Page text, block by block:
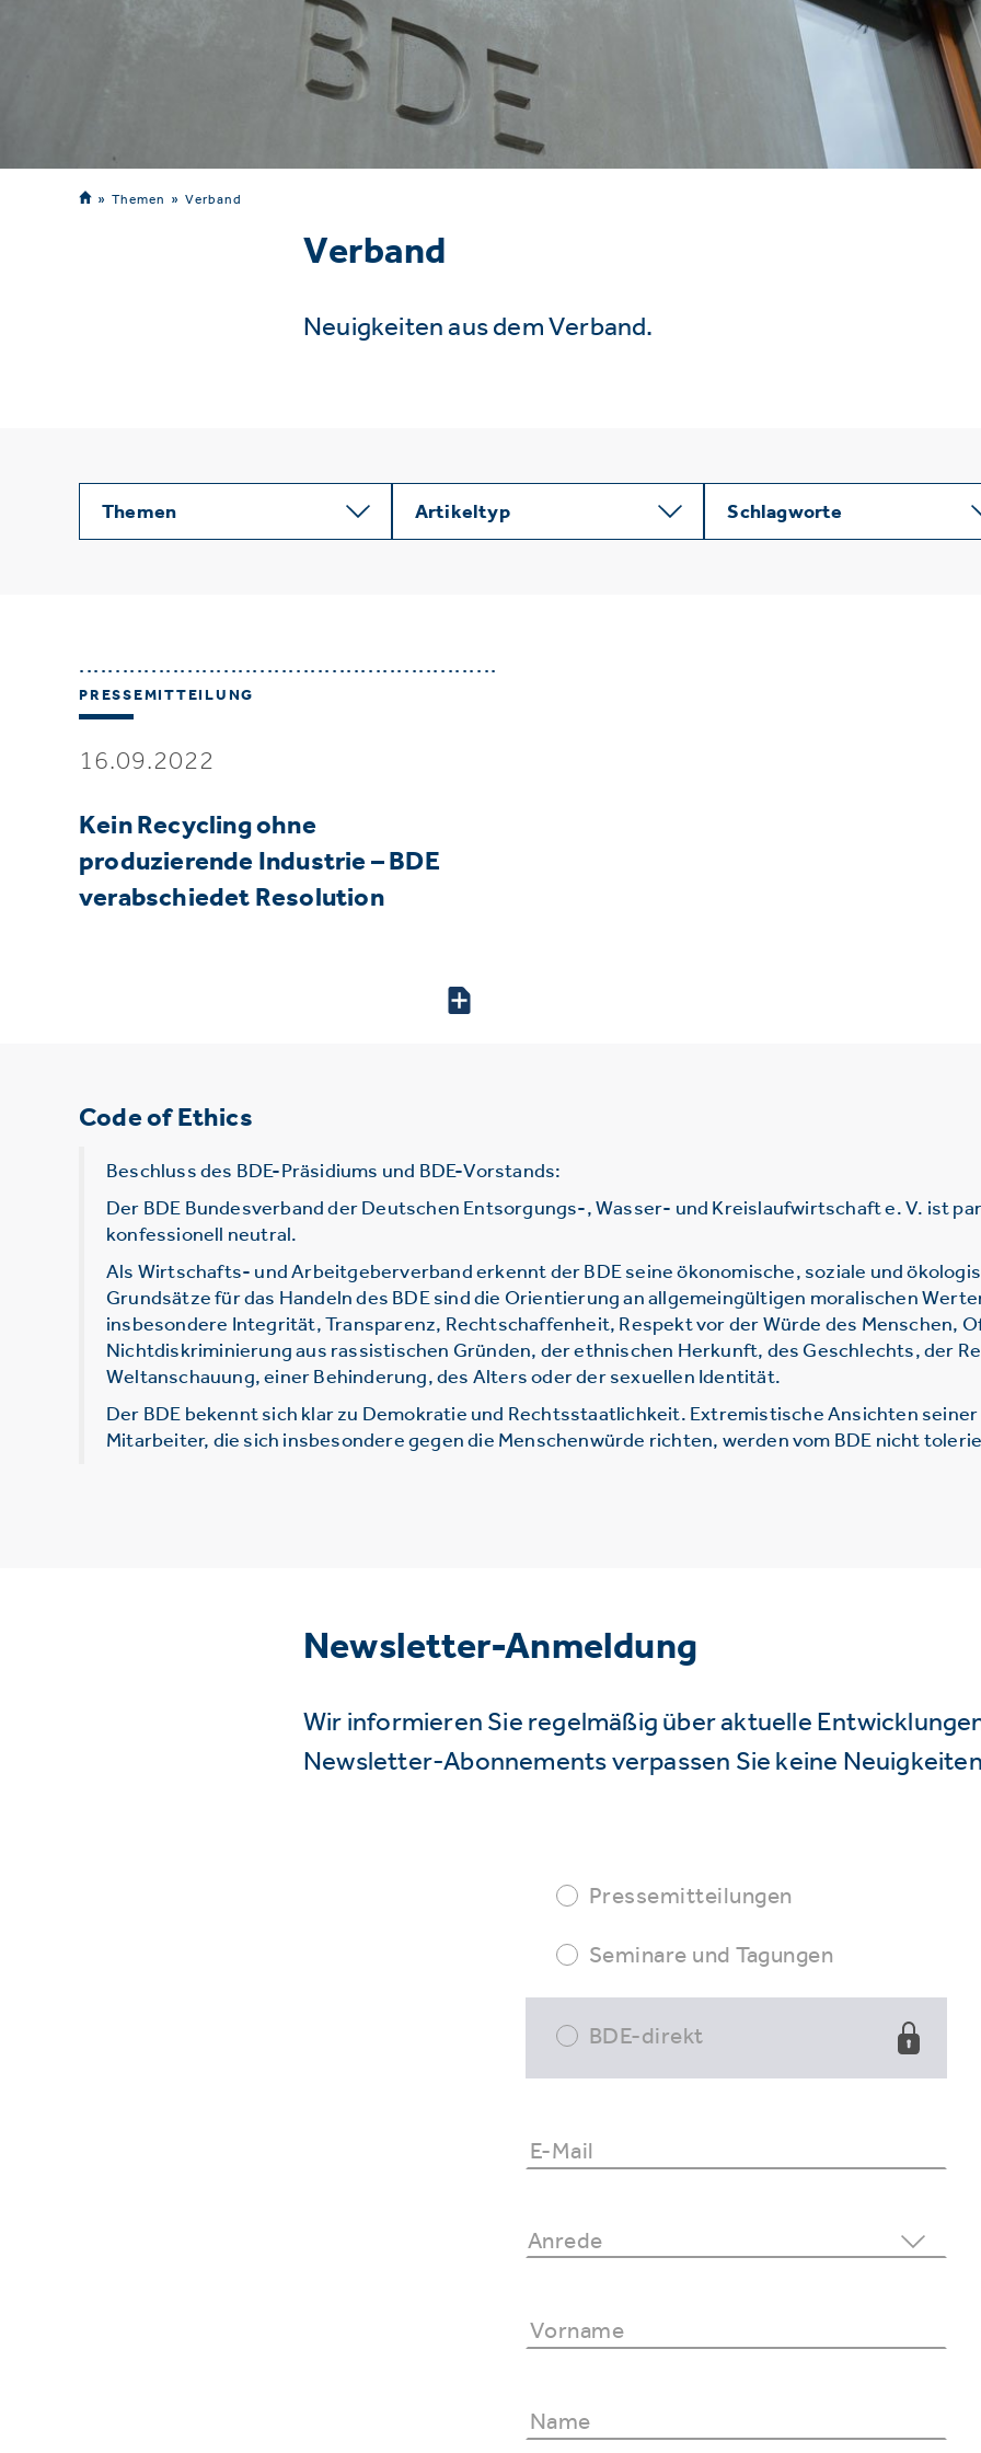
Themen Verband
Verband
Neuigkeiten aus dem Verband.
Themen Artikeltyp Schlagworte
PRESSEMITTEILUNG
16.09.2022
Kein Recycling ohne
produzierende Industrie – BDE
verabschiedet Resolution
Code of Ethics
Beschluss des BDE-Präsidiums und BDE-Vorstands:
Der BDE Bundesverband der Deutschen Entsorgungs-, Wasser- und Kreislaufwirtschaft e. V. ist
konfessionell neutral.
Als Wirtschafts- und Arbeitgeberverband erkennt der BDE seine ökonomische, soziale und
Grundsätze für das Handeln des BDE sind die Orientierung an allgemeingültigen moralischen
insbesondere Integrität, Transparenz, Rechtschaffenheit, Respekt vor der Würde des Menschen,
Nichtdiskriminierung aus rassistischen Gründen, der ethnischen Herkunft, des Geschlechts, der
Weltanschauung, einer Behinderung, des Alters oder der sexuellen Identität.
Der BDE bekennt sich klar zu Demokratie und Rechtsstaatlichkeit. Extremistische Ansichten
Mitarbeiter, die sich insbesondere gegen die Menschenwürde richten, werden vom BDE nicht
Newsletter-Anmeldung
Wir informieren Sie regelmäßig über aktuelle
Newsletter-Abonnements verpassen Sie keine
Pressemitteilungen
Seminare und Tagungen
BDE-direkt